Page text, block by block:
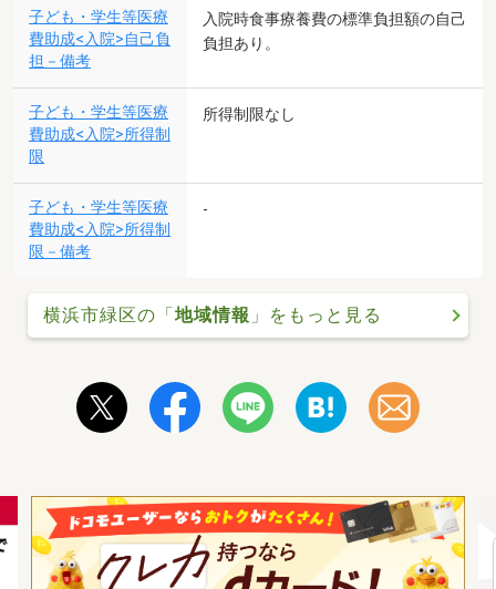
子ども・学生等医療
費助成<入院>自己負
担－備考
入院時食事療養費の標準負担額の自己
負担あり。
子ども・学生等医療
費助成<入院>所得制
限
所得制限なし
子ども・学生等医療
費助成<入院>所得制
限－備考
-
横浜市緑区の「地域情報 」をもっと見る